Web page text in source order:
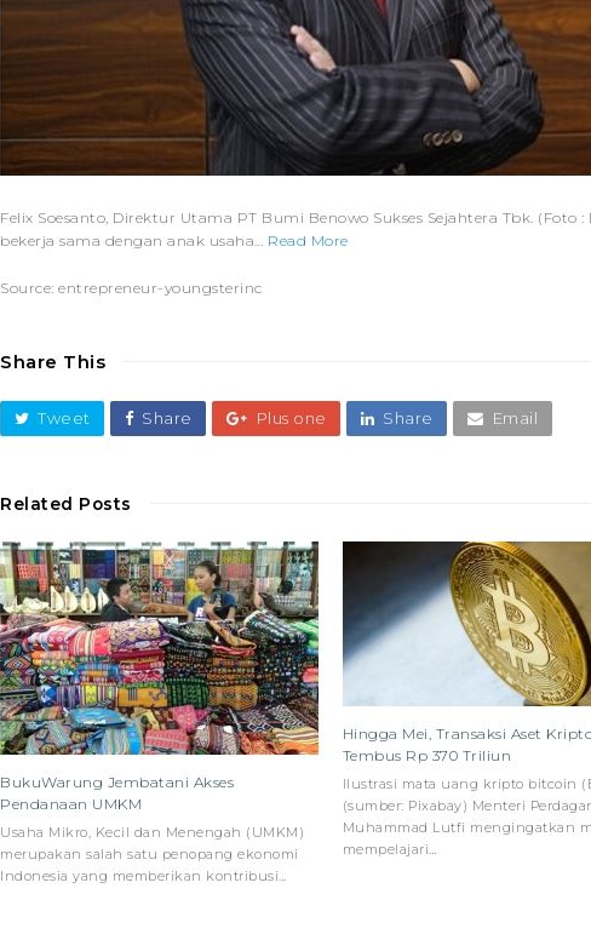
Felix Soesanto, Direktur Utama PT Bumi Benowo Sukses Sejahtera Tbk. (Foto
bekerja sama dengan anak usaha… Read More
Source: entrepreneur-youngsterinc
Share This
Tweet Share Plus one Share Email
Related Posts
BukuWarung Jembatani Akses
Pendanaan UMKM
Usaha Mikro, Kecil dan Menengah (UMKM)
merupakan salah satu penopang ekonomi
Indonesia yang memberikan kontribusi…
Hingga Mei, Transaksi Aset
Tembus Rp 370 Triliun
Ilustrasi mata uang kripto bitcoin
(sumber: Pixabay) Menteri
Muhammad Lutfi mengingatkan
mempelajari…